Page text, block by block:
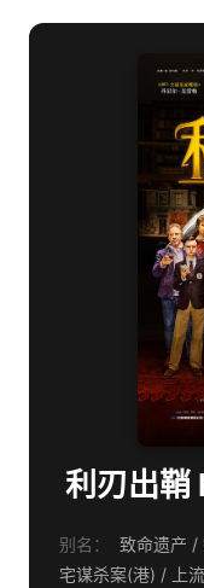
利刃出
别名：
致命遗产 /
宅谋杀案(港) / 上